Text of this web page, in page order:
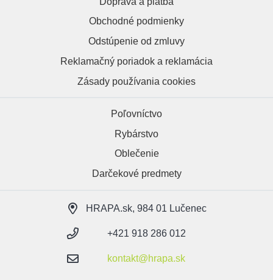
Obchodné podmienky
Odstúpenie od zmluvy
Reklamačný poriadok a reklamácia
Zásady používania cookies
Poľovníctvo
Rybárstvo
Oblečenie
Darčekové predmety
HRAPA.sk, 984 01 Lučenec
+421 918 286 012
kontakt@hrapa.sk